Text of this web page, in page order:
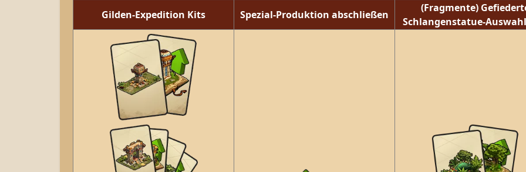
Gilden-Expedition Kits Spezial-Produktion abschließen
(Fragmente)
Schlangenstatue-